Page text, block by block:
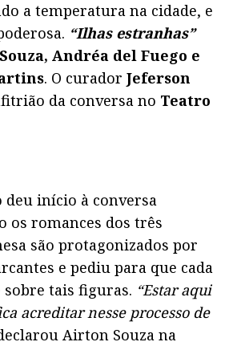
a temperatura na cidade, e
“Ilhas estranhas”
Andréa del Fuego e
. O curador Jeferson
da conversa no Teatro
deu início à conversa
os romances dos três
são protagonizados por
e pediu para que cada
sobre tais figuras. “Estar aqui
acreditar nesse processo de
Airton Souza na